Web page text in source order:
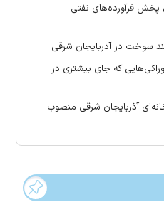
پخش فرآورده‌های نفتی
که جای بیشتری در
آذربایجان شرقی منصوب